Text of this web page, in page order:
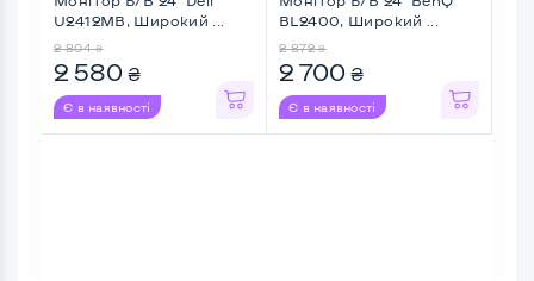
U2412MB, Широкий ...
2 804 ₴
2 580 ₴
Є в наявності
BL2400, Широкий ...
2 872 ₴
2 700 ₴
Є в наявності